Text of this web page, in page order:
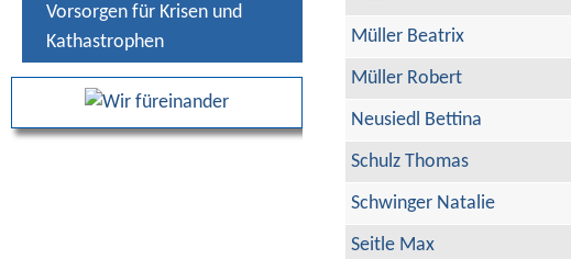
Vorsorgen für Krisen und
Kathastrophen
Müller Beatrix
Müller Robert
Neusiedl Bettina
Schulz Thomas
Schwinger Natalie
Seitle Max